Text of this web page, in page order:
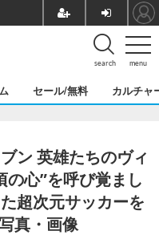
menu
search
セール/無料 カルチャ
ン 英雄たちのヴィ
の心”を呼び覚まし
超次元サッカーを
真・画像